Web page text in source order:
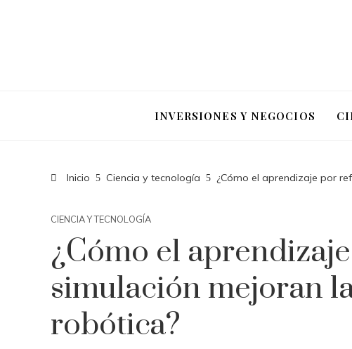
INVERSIONES Y NEGOCIOS
Inicio Ciencia y tecnología ¿Cómo el aprendizaje por
CIENCIA Y TECNOLOGÍA
¿Cómo el
simulación mejoran
robótica?